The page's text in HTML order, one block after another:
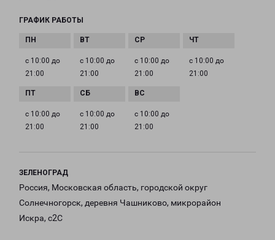
ГРАФИК РАБОТЫ
с 10:00 до
21:00
с 10:00 до
21:00
с 10:00 до
21:00
с 10:00 до
21:00
с 10:00 до
21:00
с 10:00 до
21:00
с 10:00 до
21:00
ЗЕЛЕНОГРАД
Россия, Московская область, городской округ
Солнечногорск, деревня Чашниково, микрорайон
Искра, с2С